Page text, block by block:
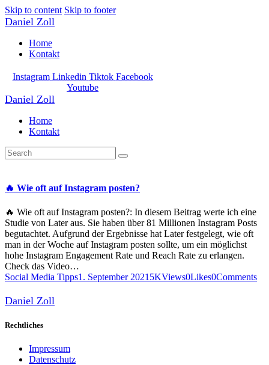
Skip to content Skip to footer
Daniel Zoll
Home
Kontakt
Instagram Linkedin Tiktok Facebook
Youtube
Daniel Zoll
Home
Kontakt
🔥 Wie oft auf Instagram posten?
🔥 Wie oft auf Instagram posten?: In diesem Beitrag werte ich eine
Studie von Later aus. Sie haben über 81 Millionen Instagram Posts
begutachtet. Aufgrund der Ergebnisse hat Later festgelegt, wie oft
man in der Woche auf Instagram posten sollte, um ein möglichst
hohe Instagram Engagement Rate und Reach Rate zu erlangen.
Check das Video…
Social Media Tipps1. September 2021 5KViews0Likes0Comments
Daniel Zoll
Rechtliches
Impressum
Datenschutz